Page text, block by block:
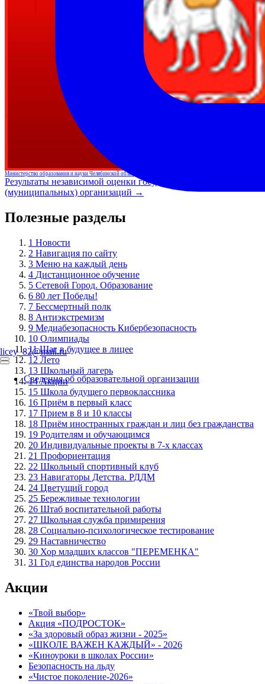
licey_82@mail.ru
Сведения об образовательной организации
Министерство образования и науки Челябинской области
Результаты независимой оценки государственных
(муниципальных) организаций →
Полезные разделы
1 Новости
2 Навигация по сайту
3 Меню на каждый день
4 Дистанционное обучение
5 Сетевой Город. Образование
6 80 лет Победы!
7 Бессмертный полк
8 Антиэкстремизм
9 Медиабезопасность Кибербезопасность
10 Олимпиады
11 Шаг в будущее в лицее
12 Лето
13 Школьный лагерь
14 Акции
15 Школа будущего первоклассника
16 Приём в первый класс
17 Прием в 8 и 10 классы
18 Приём иностранных граждан и лиц без гражданства
19 Родителям и обучающимся
20 Индивидуальные проекты в 7-х классах
21 Профориентация
22 Школьный спортивный клуб
23 Навигаторы Детства. РДДМ
24 Цветущий город
25 Бережливые технологии
26 Штаб воспитательной работы
27 Школьная служба примирения
28 Социально-психологическое тестирование
29 Наставничество
30 Хор младших классов "ПЕРЕМЕНКА"
31 Год единства народов России
Акции
«Твой выбор»
Акция «ПОДРОСТОК»
«За здоровый образ жизни - 2025»
«ШКОЛЕ ВАЖЕН КАЖДЫЙ» - 2026
«Киноуроки в школах России»
Безопасность на льду
«Чистое поколение-2026»